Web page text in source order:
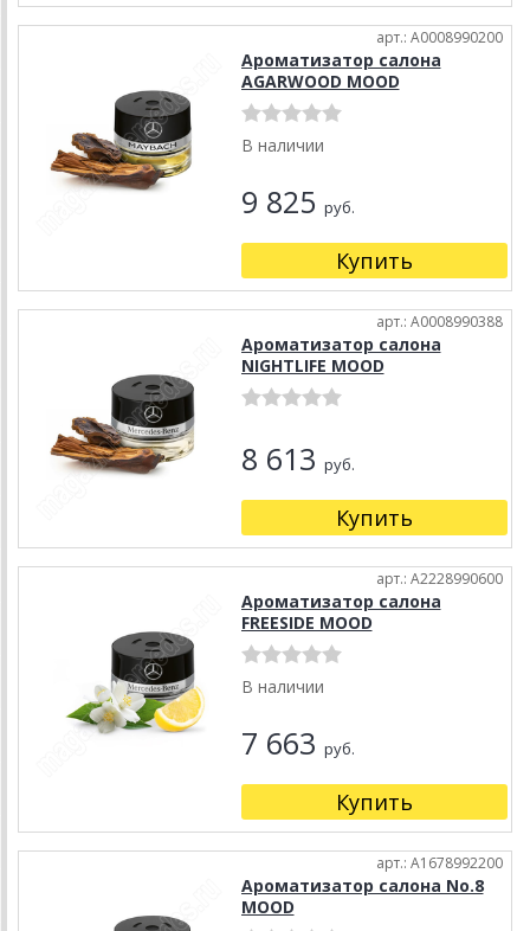
арт.: A0008990200
Ароматизатор салона
AGARWOOD MOOD
В наличии
9 825 руб.
Купить
арт.: A0008990388
Ароматизатор салона
NIGHTLIFE MOOD
8 613 руб.
Купить
арт.: A2228990600
Ароматизатор салона
FREESIDE MOOD
В наличии
7 663 руб.
Купить
арт.: A1678992200
Ароматизатор салона No.8
MOOD